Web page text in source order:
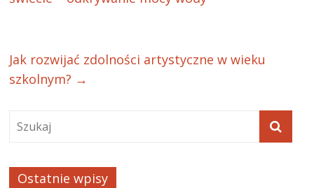
Jak rozwijać zdolności artystyczne w wieku
szkolnym? →
Ostatnie wpisy